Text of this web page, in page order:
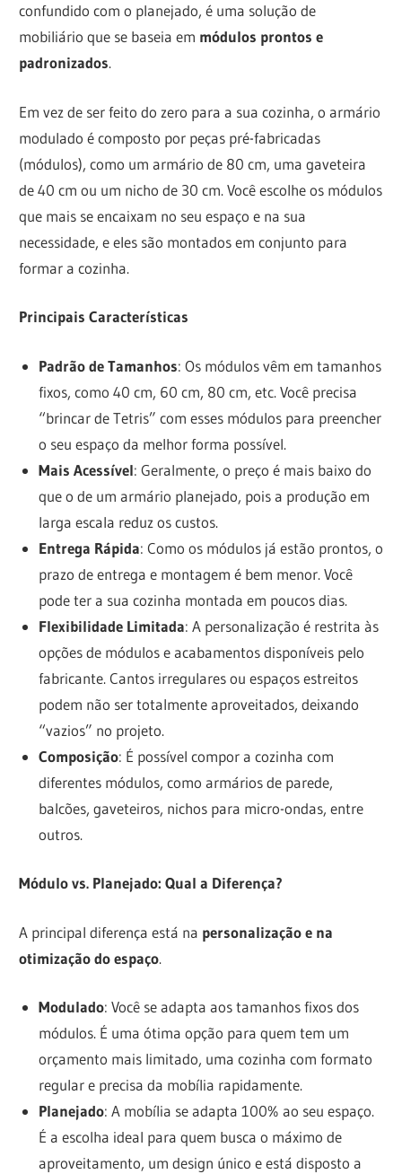
confundido com o planejado, é uma solução de
mobiliário que se baseia em módulos prontos e
padronizados.
Em vez de ser feito do zero para a sua cozinha, o armário
modulado é composto por peças pré-fabricadas
(módulos), como um armário de 80 cm, uma gaveteira
de 40 cm ou um nicho de 30 cm. Você escolhe os módulos
que mais se encaixam no seu espaço e na sua
necessidade, e eles são montados em conjunto para
formar a cozinha.
Principais Características
Padrão de Tamanhos: Os módulos vêm em tamanhos
fixos, como 40 cm, 60 cm, 80 cm, etc. Você precisa
“brincar de Tetris” com esses módulos para preencher
o seu espaço da melhor forma possível.
Mais Acessível: Geralmente, o preço é mais baixo do
que o de um armário planejado, pois a produção em
larga escala reduz os custos.
Entrega Rápida: Como os módulos já estão prontos, o
prazo de entrega e montagem é bem menor. Você
pode ter a sua cozinha montada em poucos dias.
Flexibilidade Limitada: A personalização é restrita às
opções de módulos e acabamentos disponíveis pelo
fabricante. Cantos irregulares ou espaços estreitos
podem não ser totalmente aproveitados, deixando
“vazios” no projeto.
Composição: É possível compor a cozinha com
diferentes módulos, como armários de parede,
balcões, gaveteiros, nichos para micro-ondas, entre
outros.
Módulo vs. Planejado: Qual a Diferença?
A principal diferença está na personalização e na
otimização do espaço.
Modulado: Você se adapta aos tamanhos fixos dos
módulos. É uma ótima opção para quem tem um
orçamento mais limitado, uma cozinha com formato
regular e precisa da mobília rapidamente.
Planejado: A mobília se adapta 100% ao seu espaço.
É a escolha ideal para quem busca o máximo de
aproveitamento, um design único e está disposto a